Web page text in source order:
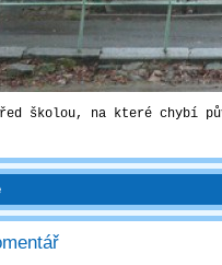
školou, na které chybí